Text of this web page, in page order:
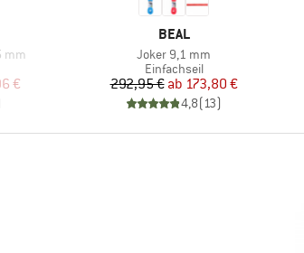
mm
Preis
€
MARKE
BEAL
Artikel
Joker 9,1 mm
Produktgruppe
Einfachseil
Preis
292,95 € reduzierter Preis
ab 173,80 €
4,8(13)